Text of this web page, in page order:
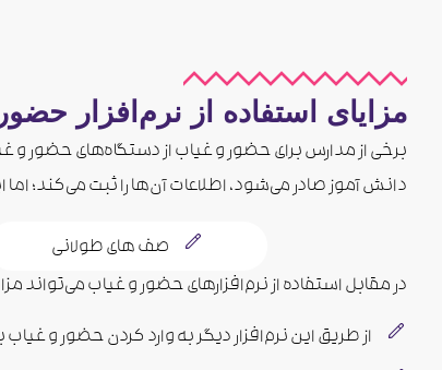
مزایای استفاده از نرم‌افزار
برخی از مدارس برای حضور و غیاب از دستگاه‌های حضور
دانش آموز صادر می‌شود، اطلاعات آن‌ها را ثبت می‌کند؛ اما
صف های طولانی
در مقابل استفاده از نرم‌افزارهای حضور و غیاب می‌تواند
از طریق این نرم‌افزار دیگر به وارد کردن حضور و